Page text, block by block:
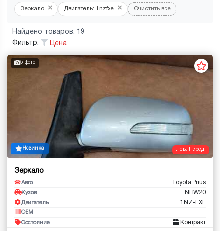
Зеркало × Двигатель: 1nzfxe × Очистить все
Найдено товаров: 19
Фильтр:
Цена
Лев. Перед.
5 фото
Новинка
Зеркало
Авто Toyota Prius
Кузов NHW20
Двигатель 1NZ-FXE
OEM --
Состояние Контракт